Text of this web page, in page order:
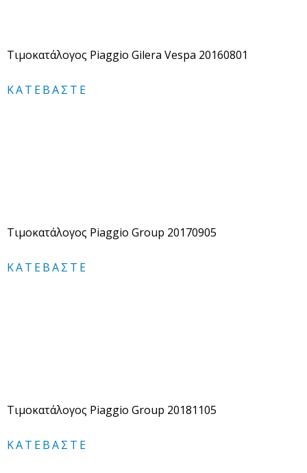
Τιμοκατάλογος Piaggio Gilera Vespa 20160801
ΚΑΤΕΒΆΣΤΕ
Τιμοκατάλογος Piaggio Group 20170905
ΚΑΤΕΒΆΣΤΕ
Τιμοκατάλογος Piaggio Group 20181105
ΚΑΤΕΒΆΣΤΕ